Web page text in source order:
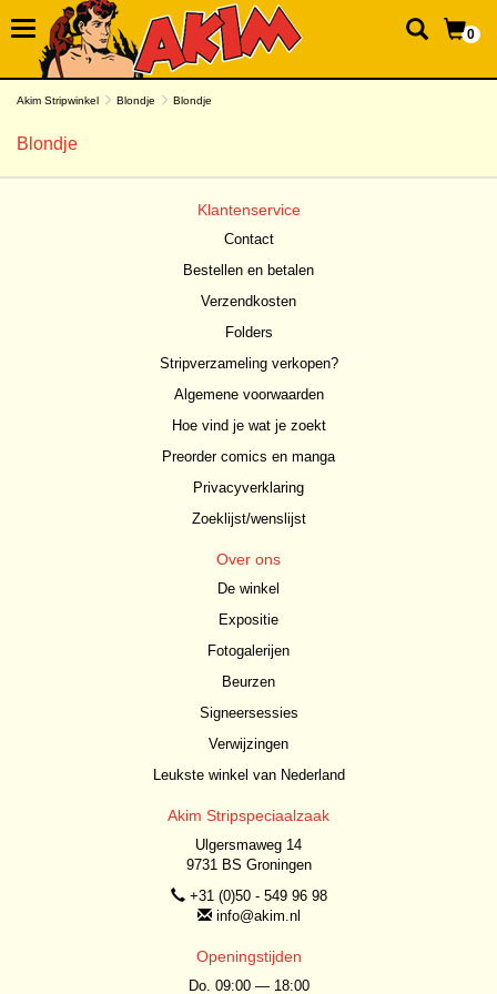
0
Akim Stripwinkel Blondje Blondje
Blondje
Klantenservice
Contact
Bestellen en betalen
Verzendkosten
Folders
Stripverzameling verkopen?
Algemene voorwaarden
Hoe vind je wat je zoekt
Preorder comics en manga
Privacyverklaring
Zoeklijst/wenslijst
Over ons
De winkel
Expositie
Fotogalerijen
Beurzen
Signeersessies
Verwijzingen
Leukste winkel van Nederland
Akim Stripspeciaalzaak
Ulgersmaweg 14
9731 BS Groningen
+31 (0)50 - 549 96 98
info@akim.nl
Openingstijden
Do. 09:00 — 18:00